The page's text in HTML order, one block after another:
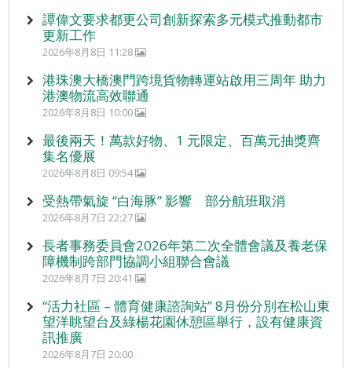
譚偉文要求都更公司創新探索多元模式推動都市
更新工作
2026年8月8日 11:28
港珠澳大橋澳門跨境貨物轉運站啟用三周年 助力
港澳物流高效聯通
2026年8月8日 10:00
最後兩天！萬款好物、1 元限定、百萬元抽獎齊
集名優展
2026年8月8日 09:54
受熱帶氣旋 “白海豚” 影響 部分航班取消
2026年8月7日 22:27
長者事務委員會2026年第二次全體會議及養老保
障機制跨部門協調小組聯合會議
2026年8月7日 20:41
“活力社區 – 體育健康諮詢站” 8月份分別在松山東
望洋眺望台及綠楊花園休憩區舉行，設有健康資
訊推廣
2026年8月7日 20:00